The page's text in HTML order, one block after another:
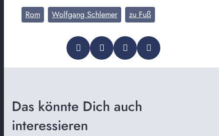
Rom Wolfgang Schlemer zu Fuß
Das könnte Dich auch
interessieren